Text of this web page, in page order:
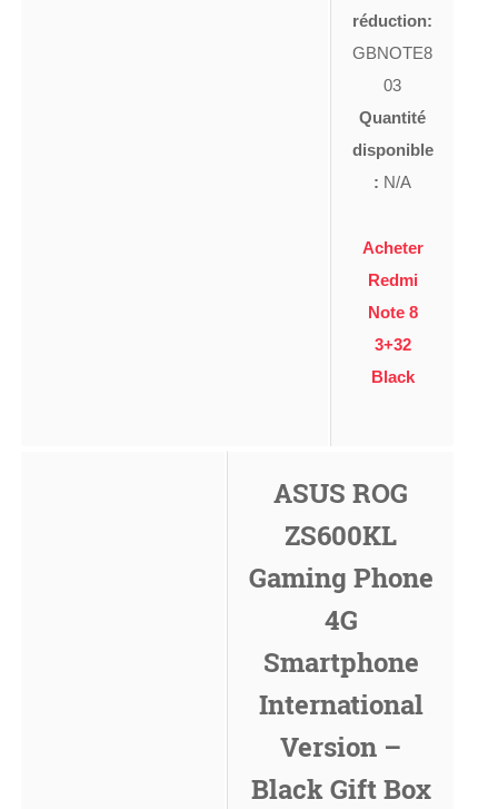
réduction:
GBNOTE8
03
Quantité
disponible
: N/A
Acheter
Redmi
Note 8
3+32
Black
ASUS ROG
ZS600KL
Gaming Phone
4G
Smartphone
International
Version –
Black Gift Box